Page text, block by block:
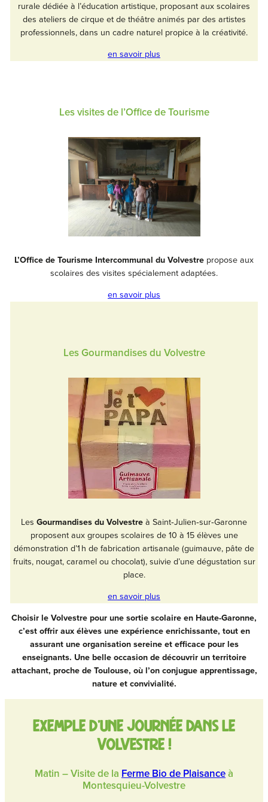
rurale dédiée à l’éducation artistique, proposant aux scolaires
des ateliers de cirque et de théâtre animés par des artistes
professionnels, dans un cadre naturel propice à la créativité.
en savoir plus
Les visites de l’Office de Tourisme
L’Office de Tourisme Intercommunal du Volvestre propose aux
scolaires des visites spécialement adaptées.
en savoir plus
Les Gourmandises du Volvestre
Les Gourmandises du Volvestre à Saint‑Julien‑sur‑Garonne
proposent aux groupes scolaires de 10 à 15 élèves une
démonstration d’1 h de fabrication artisanale (guimauve, pâte de
fruits, nougat, caramel ou chocolat), suivie d’une dégustation sur
place.
en savoir plus
Choisir le Volvestre pour une sortie scolaire en Haute-Garonne,
c’est offrir aux élèves une expérience enrichissante, tout en
assurant une organisation sereine et efficace pour les
enseignants. Une belle occasion de découvrir un territoire
attachant, proche de Toulouse, où l’on conjugue apprentissage,
nature et convivialité.
Exemple d’une journée dans le
volvestre !
Matin – Visite de la Ferme Bio de Plaisance à
Montesquieu-Volvestre